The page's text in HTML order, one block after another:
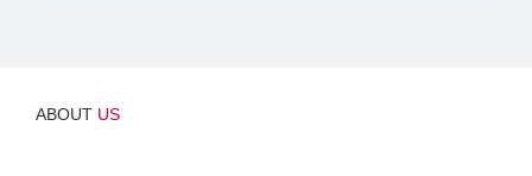
est un acteur très respecté et apprécié dans le monde du
ABOUT US